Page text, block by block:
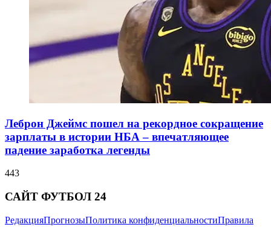
Леброн Джеймс пошел на рекордное сокращение
зарплаты в истории НБА – впечатляющее
падение заработка легенды
443
САЙТ ФУТБОЛ 24
РедакцияПрогнозыПолитика конфиденциальностиПравила